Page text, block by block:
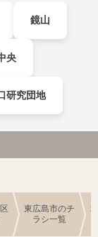
鏡山
央
研究団地
東広島市のチ
ラシ一覧